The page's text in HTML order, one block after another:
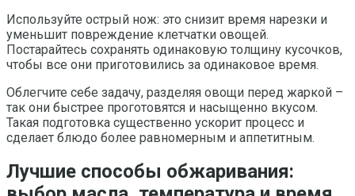
Используйте острый нож: это снизит время нарезки и
уменьшит повреждение клетчатки овощей.
Постарайтесь сохранять одинаковую толщину кусочков,
чтобы все они приготовились за одинаковое время.
Облегчите себе задачу, разделяя овощи перед жаркой –
так они быстрее проготовятся и насыщенно вкусом.
Такая подготовка существенно ускорит процесс и
сделает блюдо более равномерным и аппетитным.
Лучшие способы обжаривания: